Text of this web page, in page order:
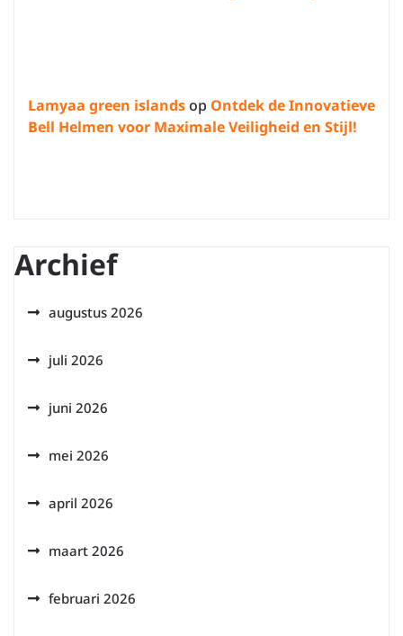
Lamyaa green islandsop Ontdek de Innovatieve
Bell Helmen voor Maximale Veiligheid en Stijl!
Archief
augustus 2026
juli 2026
juni 2026
mei 2026
april 2026
maart 2026
februari 2026